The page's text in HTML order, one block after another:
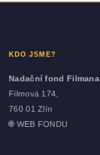
KDO JSME?
Nadační fond Filmana
Filmová 174,
760 01 Zlín
🌐 WEB FONDU